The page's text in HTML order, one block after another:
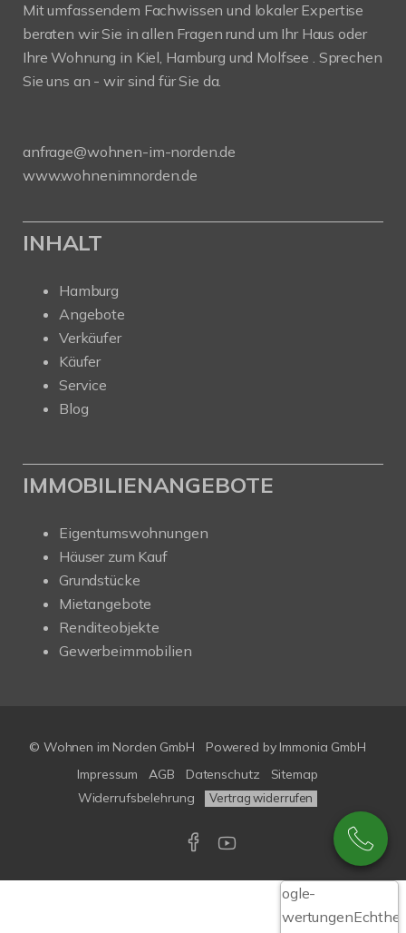
Mit umfassendem Fachwissen und lokaler Expertise
beraten wir Sie in allen Fragen rund um Ihr Haus oder
Ihre Wohnung in Kiel, Hamburg und Molfsee . Sprechen
Sie uns an - wir sind für Sie da.
anfrage@wohnen-im-norden.de
www.wohnenimnorden.de
INHALT
Hamburg
Angebote
Verkäufer
Käufer
Service
Blog
IMMOBILIENANGEBOTE
Eigentumswohnungen
Häuser zum Kauf
Grundstücke
Mietangebote
Renditeobjekte
Gewerbeimmobilien
© Wohnen im Norden GmbH Powered by Immonia GmbH
Impressum
AGB Datenschutz
Sitemap
Widerrufsbelehrung
Vertrag widerrufen
Google-
Bewertungen